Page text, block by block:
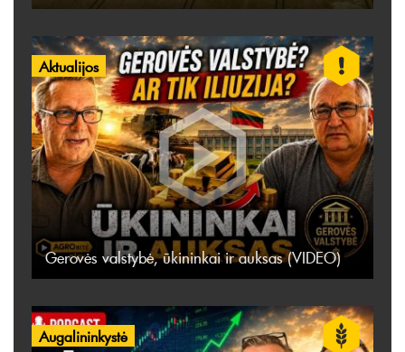
Aktualijos
Gerovės valstybė, ūkininkai ir auksas (VIDEO)
Augalininkystė